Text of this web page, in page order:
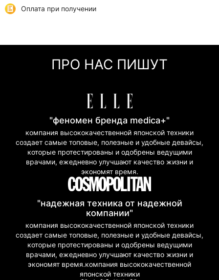
Оплата при получении
Покупка частями (Моно Банк)
ПРО НАС ПИШУТ
"феномен бренда medica+"
компания высококачественной японской техники
создает самые топовые, полезные и удобные девайсы,
которые протестированы и одобрены ведущими
врачами, ежедневно улучшают качество жизни и
экономят время.
"надежная техника от надежной
компании"
компания высококачественной японской техники
создает самые топовые, полезные и удобные девайсы,
которые протестированы и одобрены ведущими
врачами, ежедневно улучшают качество жизни и
экономят время.компания высококачественной
японской техники